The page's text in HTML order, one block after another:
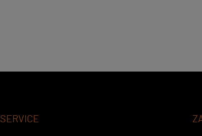
SERVICE